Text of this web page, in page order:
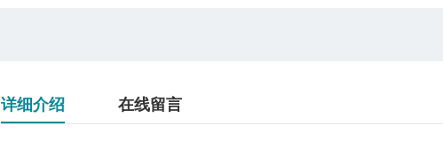
详细介绍 在线留言